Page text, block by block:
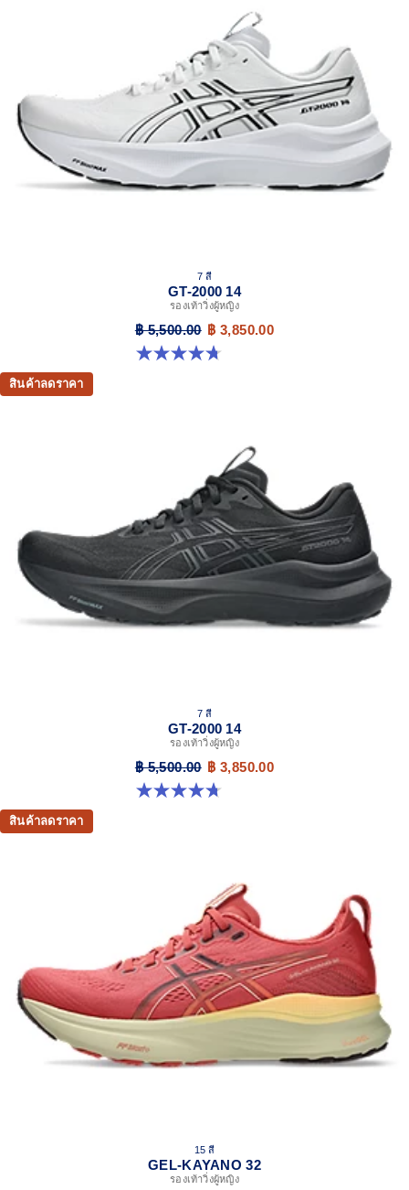
7 สี
GT-2000 14
รองเท้าวิ่งผู้หญิง
฿ 5,500.00 ฿ 3,850.00
4.7 จาก 5 ดาว 158 รีวิว
สินค้าลดราคา
7 สี
GT-2000 14
รองเท้าวิ่งผู้หญิง
฿ 5,500.00 ฿ 3,850.00
4.7 จาก 5 ดาว 158 รีวิว
สินค้าลดราคา
15 สี
GEL-KAYANO 32
รองเท้าวิ่งผู้หญิง